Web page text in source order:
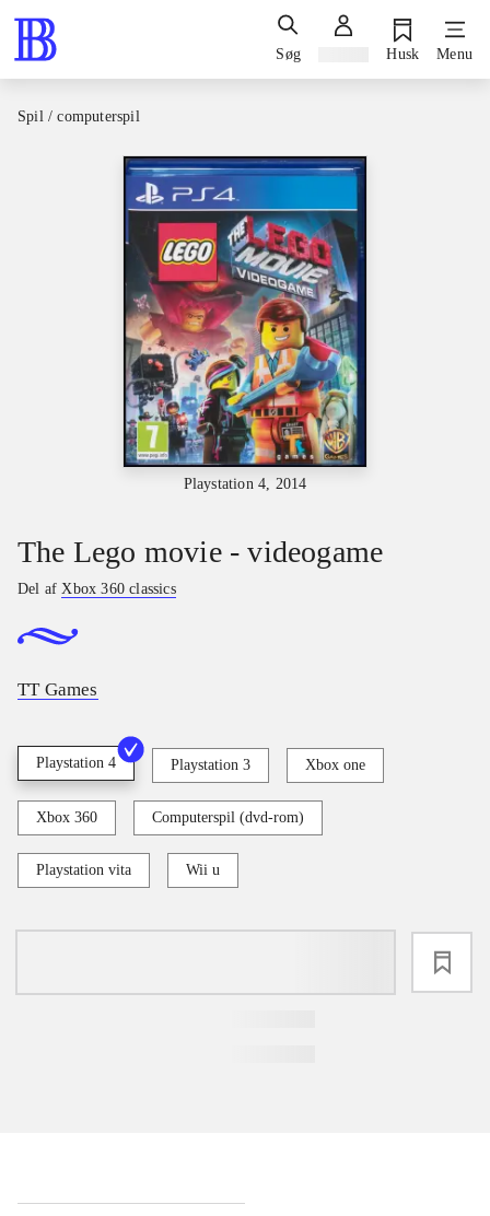
Søg Husk Menu
Spil / computerspil
Playstation 4, 2014
The Lego movie - videogame
Del af Xbox 360 classics
TT Games
Playstation 4 Playstation 3 Xbox one
Xbox 360 Computerspil (dvd-rom)
Playstation vita Wii u